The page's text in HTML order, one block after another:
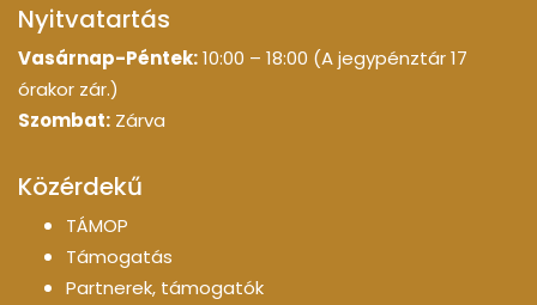
Nyitvatartás
Vasárnap-Péntek:10:00 – 18:00 (A jegypénztár 17
órakor zár.)
Szombat: Zárva
Közérdekű
TÁMOP
Támogatás
Partnerek, támogatók